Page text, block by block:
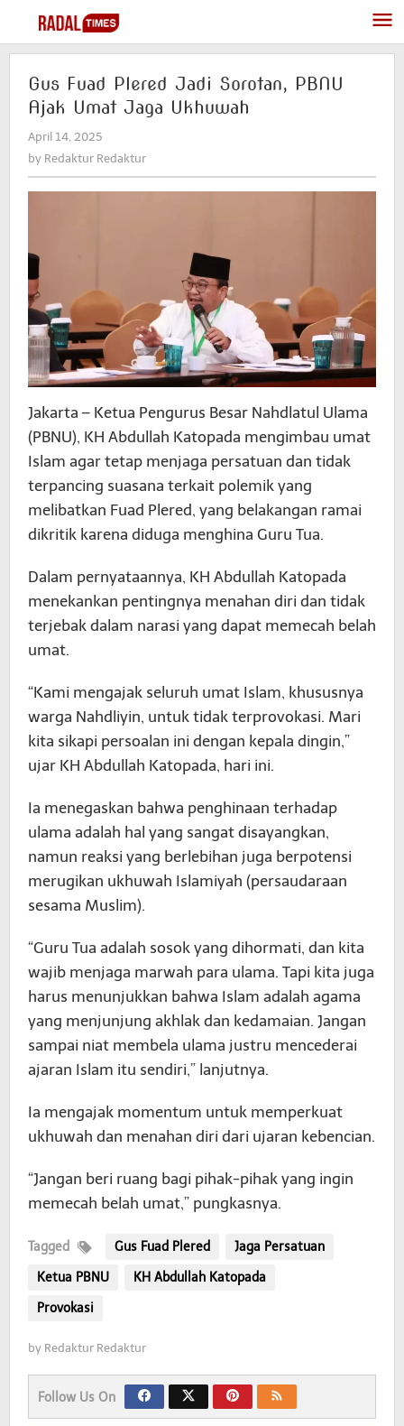
content
Gus Fuad Plered Jadi Sorotan, PBNU
Ajak Umat Jaga Ukhuwah
April 14, 2025
Redaktur
by Redaktur Redaktur
Jakarta – Ketua Pengurus Besar Nahdlatul Ulama
(PBNU), KH Abdullah Katopada mengimbau umat
Islam agar tetap menjaga persatuan dan tidak
terpancing suasana terkait polemik yang
melibatkan Fuad Plered, yang belakangan ramai
dikritik karena diduga menghina Guru Tua.
Dalam pernyataannya, KH Abdullah Katopada
menekankan pentingnya menahan diri dan tidak
terjebak dalam narasi yang dapat memecah belah
umat.
“Kami mengajak seluruh umat Islam, khususnya
warga Nahdliyin, untuk tidak terprovokasi. Mari
kita sikapi persoalan ini dengan kepala dingin,”
ujar KH Abdullah Katopada, hari ini.
Ia menegaskan bahwa penghinaan terhadap
ulama adalah hal yang sangat disayangkan,
namun reaksi yang berlebihan juga berpotensi
merugikan ukhuwah Islamiyah (persaudaraan
sesama Muslim).
“Guru Tua adalah sosok yang dihormati, dan kita
wajib menjaga marwah para ulama. Tapi kita juga
harus menunjukkan bahwa Islam adalah agama
yang menjunjung akhlak dan kedamaian. Jangan
sampai niat membela ulama justru mencederai
ajaran Islam itu sendiri,” lanjutnya.
Ia mengajak momentum untuk memperkuat
ukhuwah dan menahan diri dari ujaran kebencian.
“Jangan beri ruang bagi pihak-pihak yang ingin
memecah belah umat,” pungkasnya.
Tagged Gus Fuad Plered
Jaga Persatuan
Ketua PBNU
KH Abdullah Katopada
Provokasi
by Redaktur Redaktur
Follow Us On